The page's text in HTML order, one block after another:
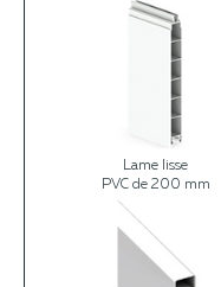
Lame lisse
PVC de 200 mm